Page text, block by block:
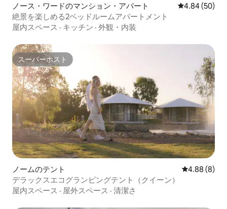
ノース・ワードのマンション・アパート レビュー50
4.84 (50)
絶景を楽しめる2ベッドルームアパートメント
屋内スペース · キッチン · 外観・内装
スーパーホスト
スーパーホスト
ノームのテント レビュー8件
4.88 (8)
デラックスエコグランピングテント（クイーン）
屋内スペース · 屋外スペース · 清潔さ